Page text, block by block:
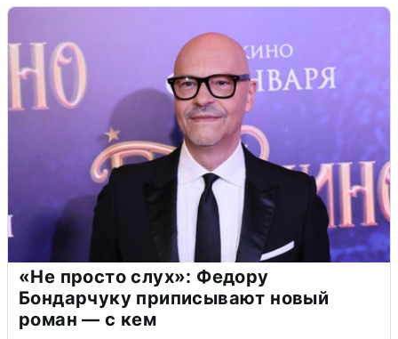
«Не просто слух»: Федору
Бондарчуку приписывают новый
роман — с кем